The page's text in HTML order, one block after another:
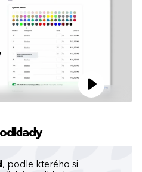
, podle kterého si